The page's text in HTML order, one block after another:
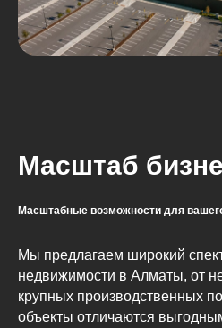
Масштаб
Масштабные возможности для
Мы предлагаем широкий
недвижимости в Алматы, от
крупных производственных
объекты отличаются